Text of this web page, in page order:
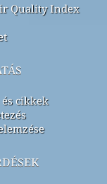
Quality Index
cikkek